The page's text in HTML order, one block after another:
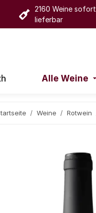
2160 Weine sofort
lieferbar
Alle Weine
Weine Rotwein